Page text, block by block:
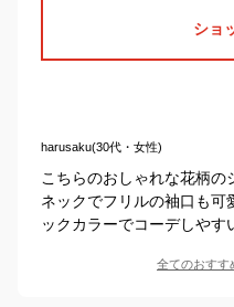
ショ
harusaku(30代・女性)
こちらのおしゃれな花柄の
ネックでフリルの袖口も可
ックカラーでコーデしやす
全てのおすす